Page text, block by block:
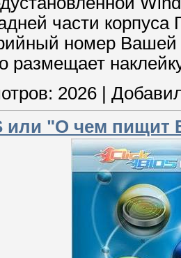
части
номер
размещает
2026
или "О чем пищит